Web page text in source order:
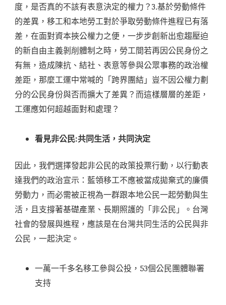
度，是否真的不該有表意決定的權力？3.基於勞動條件
的差異，移工和本地勞工對於爭取勞動條件進程已有落
差，在面對資本挾公權力之便，一步步創新出愈趨壓迫
的新自由主義剝削體制之時，勞工間若再因公民身份之
有無，造成陳抗、結社、表意等參與公眾事務的政治權
差距，那麼工運中常喊的「跨界團結」豈不因公權力劃
分的公民身份與否而擴大了差異？而這樣層層的差距，
工運應如何超越面對和處理？
看見非公民:共同生活，共同決定
因此，我們選擇發起非公民的政策投票行動，以行動表
達我們的政治宣示：藍領移工不應被當成拋棄式的廉價
勞動力，而必需被正視為一群跟本地公民一起勞動與生
活，且支撐著基礎產業、長期照護的「非公民」。台灣
社會的發展與進程，應該是在台灣共同生活的公民與非
公民，一起決定。
一萬一千多名移工參與公投，53個公民團體聯署
支持